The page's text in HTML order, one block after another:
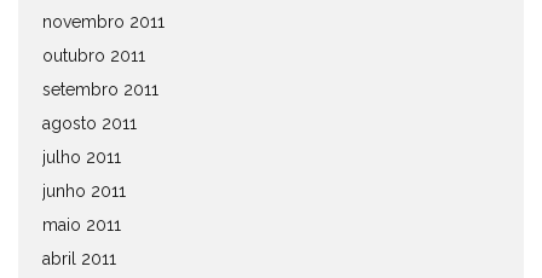
novembro 2011
outubro 2011
setembro 2011
agosto 2011
julho 2011
junho 2011
maio 2011
abril 2011